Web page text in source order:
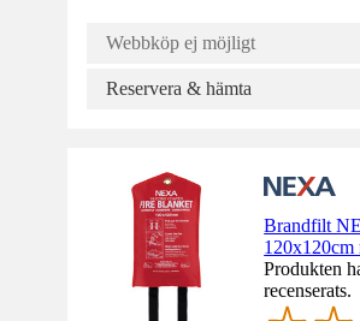
Webbköp ej möjligt
Reservera & hämta
Brandfilt
120x120cm
Produkten
recenserats.